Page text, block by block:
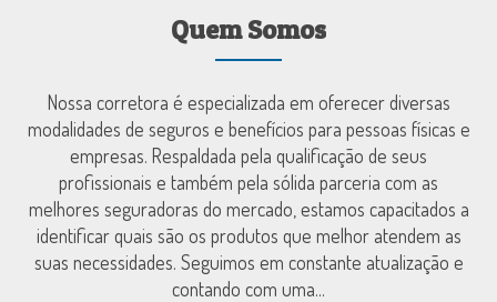
Quem Somos
Nossa corretora é especializada em oferecer diversas
modalidades de seguros e benefícios para pessoas físicas e
empresas. Respaldada pela qualificação de seus
profissionais e também pela sólida parceria com as
melhores seguradoras do mercado, estamos capacitados a
identificar quais são os produtos que melhor atendem as
suas necessidades. Seguimos em constante atualização e
contando com uma...